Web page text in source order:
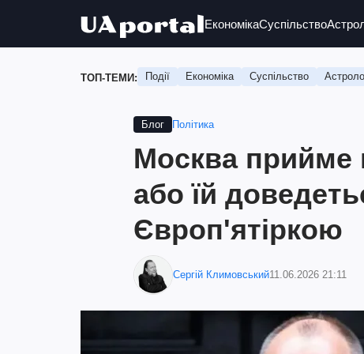
ЕкономікаСуспільство
ТОП-ТЕМИ: Події Економіка Суспільство
Блог Політика
Москва прийме
або їй
Європ'ятіркою
Сергій Климовський11.06.2026 21:11